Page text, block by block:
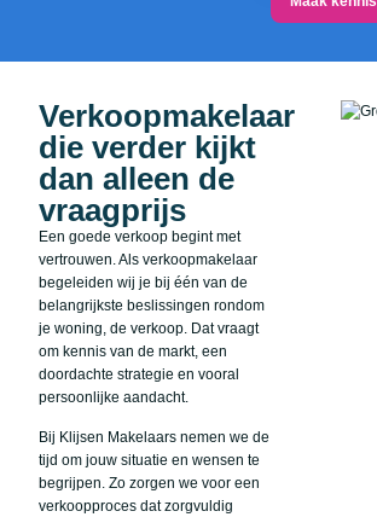
Verkoopmakelaar
die verder kijkt
dan alleen de
vraagprijs
Een goede verkoop begint met
vertrouwen. Als verkoopmakelaar
begeleiden wij je bij één van de
belangrijkste beslissingen rondom
je woning, de verkoop. Dat vraagt
om kennis van de markt, een
doordachte strategie en vooral
persoonlijke aandacht.
Bij Klijsen Makelaars nemen we de
tijd om jouw situatie en wensen te
begrijpen. Zo zorgen we voor een
verkoopproces dat zorgvuldig